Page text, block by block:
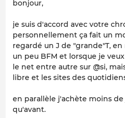
bonjour,
je suis d'accord avec votre
personnellement ça fait un
regardé un J de "grande"T,
un peu BFM et lorsque je
le net entre autre sur @si,
libre et les sites des
en parallèle j'achète moins
qu'avant.